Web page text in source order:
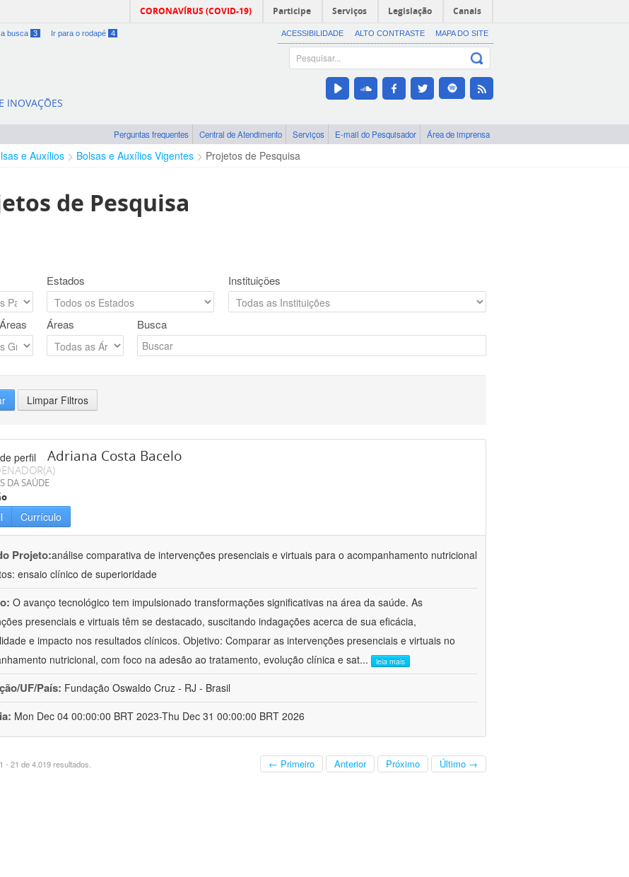
CORONAVÍRUS (COVID-19) Participe Serviços Legislação Canais
busca 3 Ir para o rodapé 4 ACESSIBILIDADE ALTO CONTRASTE MAPA DO SITE
INOVAÇÕES
Perguntas frequentes Central de Atendimento Serviços E-mail do Pesquisador Área de imprensa
e Auxílios Bolsas e Auxílios Vigentes Projetos de Pesquisa
de Pesquisa
Estados Instituições
Áreas Busca
Limpar Filtros
Adriana Costa Bacelo
DA SAÚDE
Currículo
Projeto:análise comparativa de intervenções presenciais e virtuais para o acompanhamento nutricional
ensaio clínico de superioridade
O avanço tecnológico tem impulsionado transformações significativas na área da saúde. As
presenciais e virtuais têm se destacado, suscitando indagações acerca de sua eficácia,
e impacto nos resultados clínicos. Objetivo: Comparar as intervenções presenciais e virtuais no
nutricional, com foco na adesão ao tratamento, evolução clínica e sat... leia mais
UF/País: Fundação Oswaldo Cruz - RJ - Brasil
Mon Dec 04 00:00:00 BRT 2023-Thu Dec 31 00:00:00 BRT 2026
- 21 de 4.019 resultados. ← Primeiro Anterior Próximo Último →